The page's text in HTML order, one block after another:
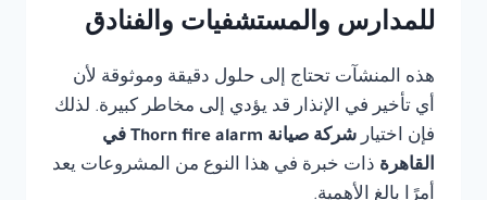
للمدارس والمستشفيات والفنادق
هذه المنشآت تحتاج إلى حلول دقيقة وموثوقة لأن
أي تأخير في الإنذار قد يؤدي إلى مخاطر كبيرة. لذلك
فإن اختيار
شركة صيانة Thorn fire alarm في
القاهرة ذات خبرة في هذا النوع من المشروعات يعد